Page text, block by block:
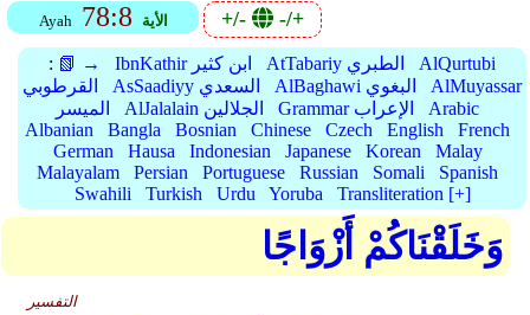
Ayah 78:8 الأية +/- -/+
: 📗 → IbnKathir ابن كثير AtTabariy الطبري
AlQurtubi
القرطوبي
AsSaadiyy السعدي AlBaghawi البغوي
AlMuyassar
الميسر
AlJalalain الجلالين Grammar الإعراب
Arabic
Albanian
Bangla Bosnian Chinese Czech English
French
German
Hausa Indonesian Japanese Korean
Malay
Malayalam
Persian Portuguese Russian Somali
Spanish
Swahili
Turkish Urdu Yoruba Transliteration [+]
وَخَلَقْنَاكُمْ أَزْوَاجًا
التفسير